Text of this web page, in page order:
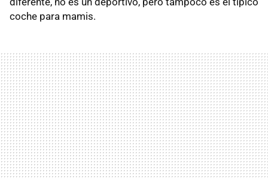
coche para mamis.